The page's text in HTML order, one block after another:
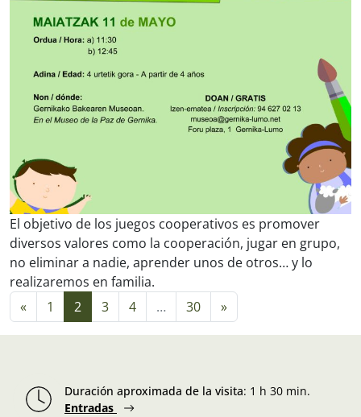
El objetivo de los juegos cooperativos es promover
diversos valores como la cooperación, jugar en grupo,
no eliminar a nadie, aprender unos de otros… y lo
realizaremos en familia.
Navegación de entradas
« 1 2 3 4 … 30 »
Duración aproximada de la visita: 1 h 30 min.
Entradas